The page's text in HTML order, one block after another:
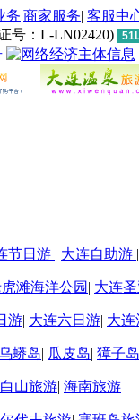
务|商家服务| 客服中
号：L-LN02420)
节日游 | 大连自助游 |
滩海洋公园 | 大连
游| 大连六日游| 大连
蟒岛| 瓜皮岛| 獐子岛
山旅游| 海南旅游